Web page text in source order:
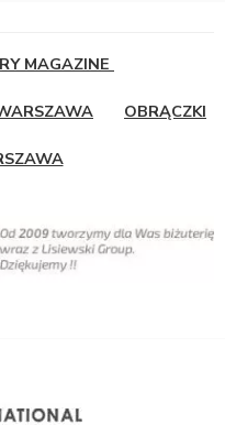
MAGAZINE
OBRĄCZKI